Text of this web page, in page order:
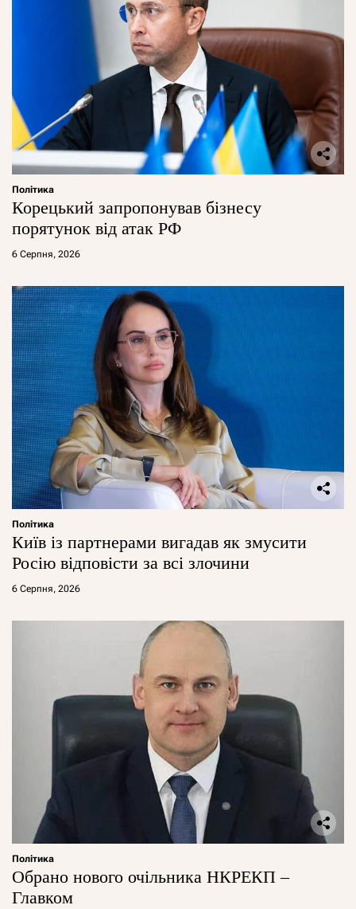
Політика
Корецький запропонував бізнесу
порятунок від атак РФ
6 Серпня, 2026
Політика
Київ із партнерами вигадав як змусити
Росію відповісти за всі злочини
6 Серпня, 2026
Політика
Обрано нового очільника НКРЕКП –
Главком